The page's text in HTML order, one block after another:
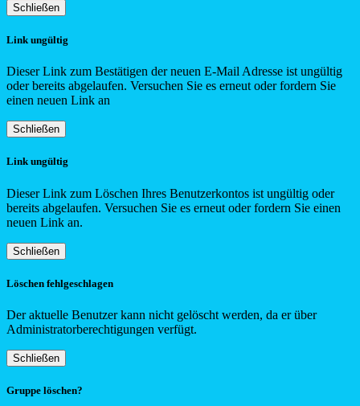
Schließen
Link ungültig
Dieser Link zum Bestätigen der neuen E-Mail Adresse ist ungültig
oder bereits abgelaufen. Versuchen Sie es erneut oder fordern Sie
einen neuen Link an
Schließen
Link ungültig
Dieser Link zum Löschen Ihres Benutzerkontos ist ungültig oder
bereits abgelaufen. Versuchen Sie es erneut oder fordern Sie einen
neuen Link an.
Schließen
Löschen fehlgeschlagen
Der aktuelle Benutzer kann nicht gelöscht werden, da er über
Administratorberechtigungen verfügt.
Schließen
Gruppe löschen?